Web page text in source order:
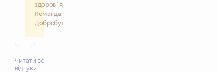
здоров`я,
Команда
Добробут
Читати всі
відгуки…